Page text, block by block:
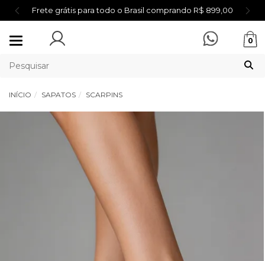
Frete grátis para todo o Brasil comprando R$ 899,00
Mudar
0
INÍCIO SAPATOS SCARPINS